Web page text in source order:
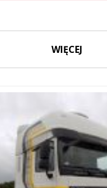
WIĘCEJ